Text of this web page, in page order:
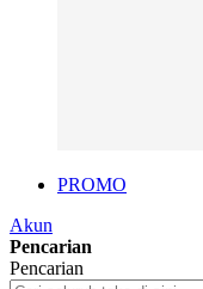
PROMO
Akun
Pencarian
Pencarian